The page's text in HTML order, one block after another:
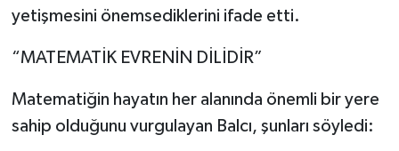
yetişmesini önemsediklerini ifade etti.
“MATEMATİK EVRENİN DİLİDİR”
Matematiğin hayatın her alanında önemli bir yere
sahip olduğunu vurgulayan Balcı, şunları söyledi: